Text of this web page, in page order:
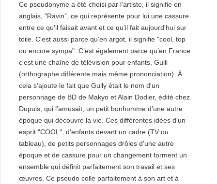
Ce pseudonyme a été choisi par l'artiste, il signifie en
anglais, "Ravin", ce qui représente pour lui une cassure
entre ce qu'il faisait avant et ce qu'il fait aujourd'hui sur
toile. C'est aussi parce qu'en argot, il signifie "cool, top
ou encore sympa". C’est également parce qu’en France
c'est une chaîne de télévision pour enfants, Gulli
(orthographe différente mais même prononciation). À
cela s'ajoute le fait que Gully était le nom d'un
personnage de BD de Makyo et Alain Dodier, édité chez
Dupuis, qui l'amusait, un petit bonhomme d'une autre
époque qui découvre la vie. Ces différentes idées d'un
esprit "COOL", d'enfants devant un cadre (TV ou
tableau), de petits personnages drôles d'une autre
époque et de cassure pour un changement forment un
ensemble qui définit parfaitement son travail et ses
œuvres. Ce pseudo colle parfaitement à son art et à